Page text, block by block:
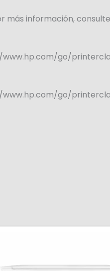
más información,
www.hp.com/go/
www.hp.com/go/